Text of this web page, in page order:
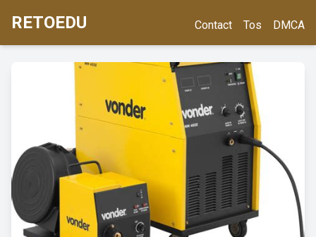
RETOEDU Contact Tos DMCA